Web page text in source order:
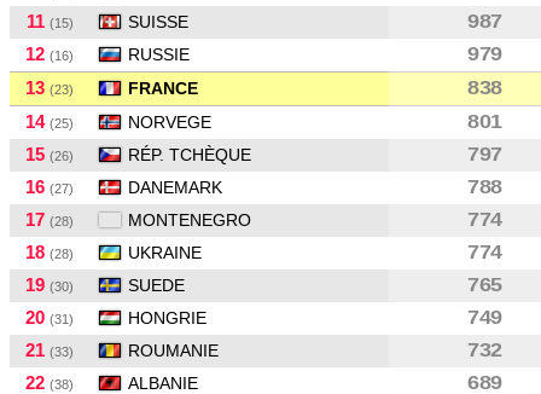
11 (15) SUISSE
987
12 (16) RUSSIE
979
13 (23) FRANCE
838
14 (25) NORVEGE
801
15 (26) RÉP. TCHÈQUE
797
16 (27) DANEMARK
788
17 (28) MONTENEGRO
774
18 (28) UKRAINE
774
19 (30) SUEDE
765
20 (31) HONGRIE
749
21 (33) ROUMANIE
732
22 (38) ALBANIE
689